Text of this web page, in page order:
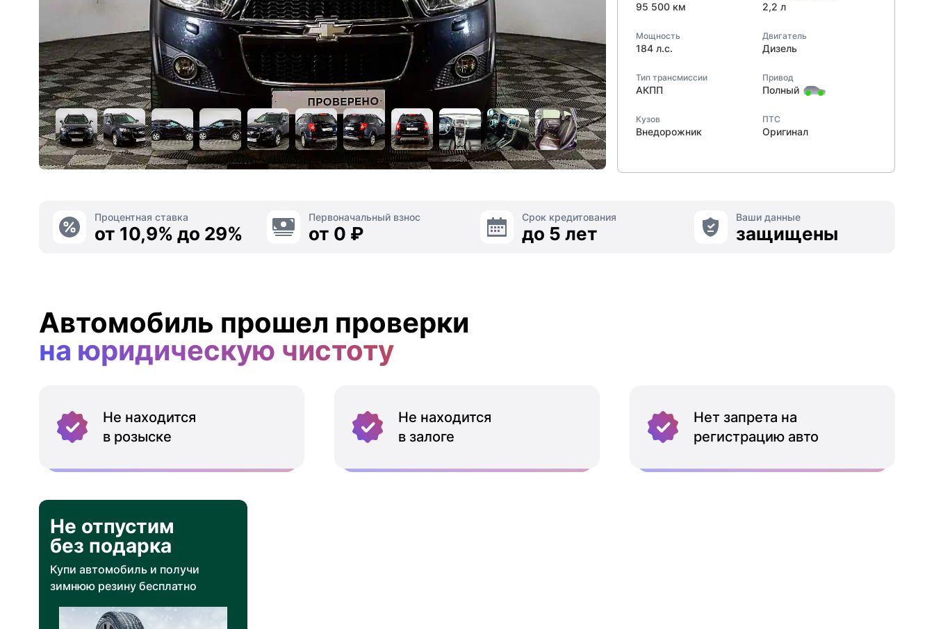
95 500 км 2,2 л
Мощность
184 л.с.
Двигатель
Дизель
Тип трансмиссии
АКПП
Привод
Полный
Кузов
Внедорожник
ПТС
Оригинал
Процентная ставка
от 10,9% до 29%
Первоначальный взнос
от 0 ₽
Срок кредитования
до 5 лет
Ваши данные
защищены
Автомобиль прошел проверки
на юридическую чистоту
Не находится
в розыске
Не находится
в залоге
Нет запрета на
регистрацию авто
Не отпустим
без подарка
Купи автомобиль и получи
зимнюю резину бесплатно